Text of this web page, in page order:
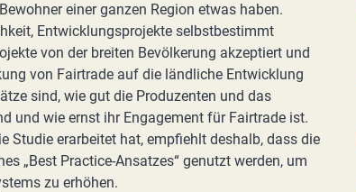
einer ganzen Region etwas haben.
Entwicklungsprojekte selbstbestimmt
von der breiten Bevölkerung akzeptiert und
von Fairtrade auf die ländliche Entwicklung
sind, wie gut die Produzenten und das
und wie ernst ihr Engagement für Fairtrade ist.
Studie erarbeitet hat, empfiehlt deshalb, dass die
„Best Practice-Ansatzes“ genutzt werden, um
zu erhöhen.